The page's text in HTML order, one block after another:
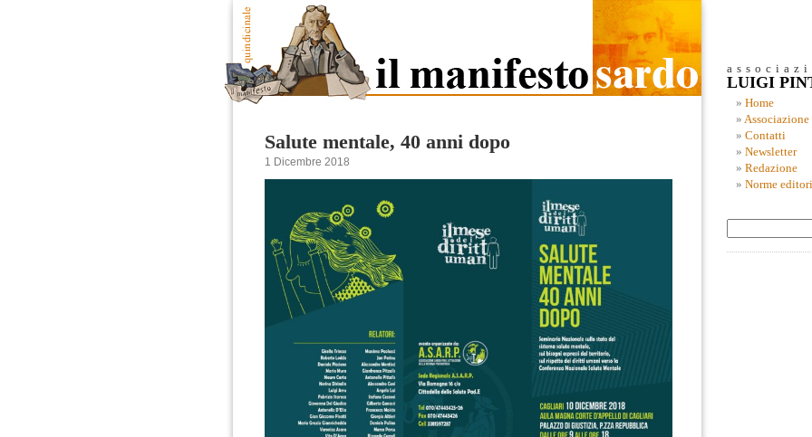
Salute mentale, 40 anni dopo
1 Dicembre 2018
LUIGI
Home
Associazione
Contatti
Newsletter
Redazione
Norme